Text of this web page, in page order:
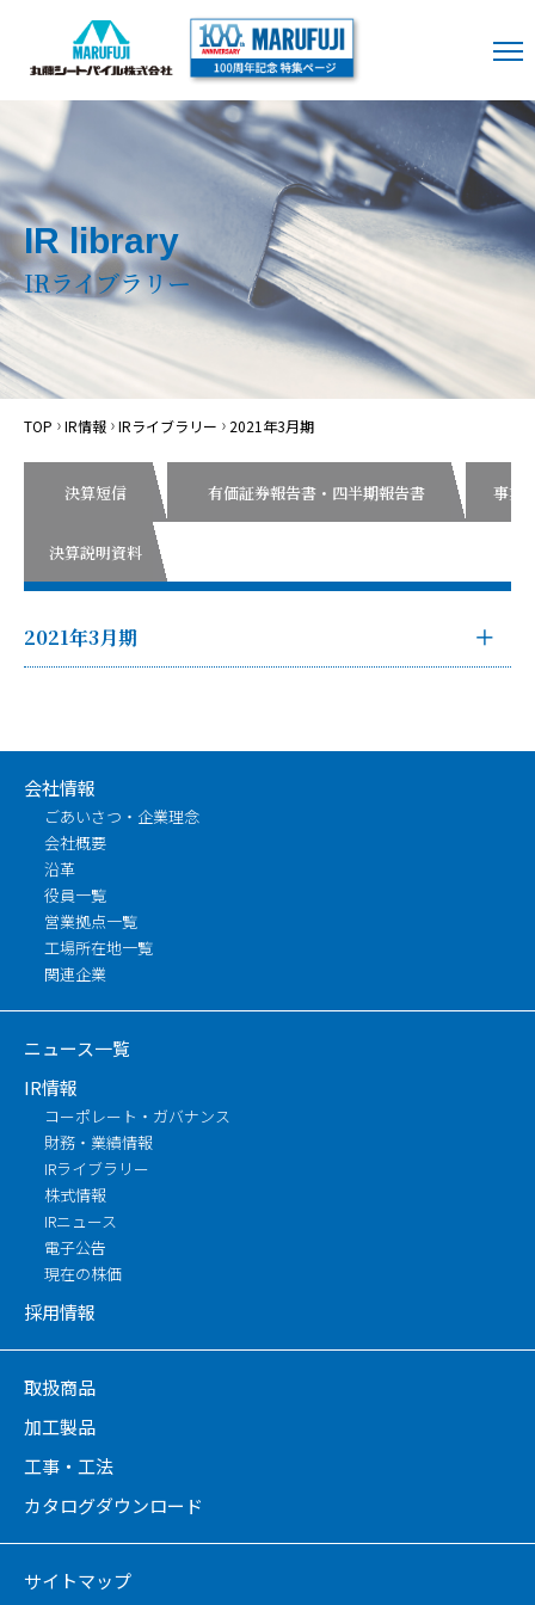
IR library
IRライブラリー
TOP IR情報 IRライブラリー 2021年3月期
決算短信 有価証券報告書・四半期報告書 事業
決算説明資料
2021年3月期
会社情報
ごあいさつ・企業理念
会社概要
沿革
役員一覧
営業拠点一覧
工場所在地一覧
関連企業
ニュース一覧
IR情報
コーポレート・ガバナンス
財務・業績情報
IRライブラリー
株式情報
IRニュース
電子公告
現在の株価
採用情報
取扱商品
加工製品
工事・工法
カタログダウンロード
サイトマップ